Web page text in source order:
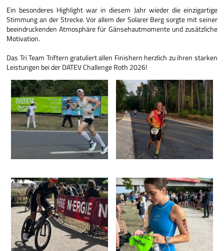
Ein besonderes Highlight war in diesem Jahr wieder die einzigartige
Stimmung an der Strecke. Vor allem der Solarer Berg sorgte mit seiner
beeindruckenden Atmosphäre für Gänsehautmomente und zusätzliche
Motivation.
Das Tri Team Triftern gratuliert allen Finishern herzlich zu ihren starken
Leistungen bei der DATEV Challenge Roth 2026!